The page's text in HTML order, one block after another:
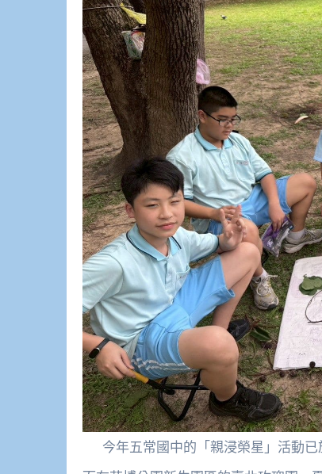
今年五常國中的「親浸榮星」活動